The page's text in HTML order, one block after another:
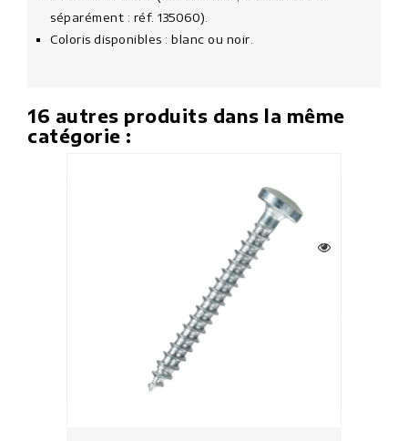
séparément : réf. 135060).
Coloris disponibles : blanc ou noir.
16 autres produits dans la même
catégorie :